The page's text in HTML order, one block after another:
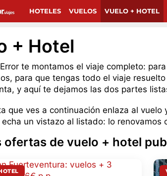
HOTELES VUELOS VUELO + HOTEL
+ Hotel
te montamos el viaje completo:
para que tengas todo el viaje
y aquí te dejamos las dos partes
que ves a continuación enlaza al
un vistazo al listado: lo
ofertas de vuelo + hotel